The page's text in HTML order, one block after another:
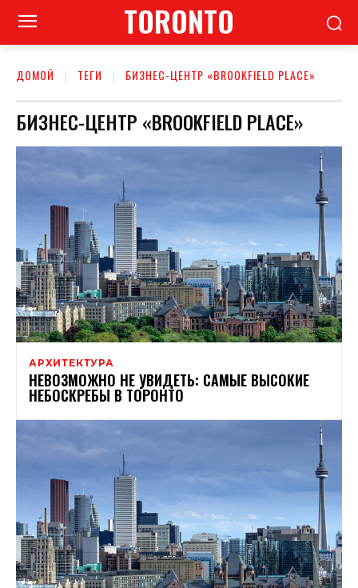
TORONTO
ДОМОЙ ТЕГИ БИЗНЕС-ЦЕНТР «BROOKFIELD PLACE»
БИЗНЕС-ЦЕНТР «BROOKFIELD PLACE»
АРХИТЕКТУРА
НЕВОЗМОЖНО НЕ УВИДЕТЬ: САМЫЕ ВЫСОКИЕ
НЕБОСКРЕБЫ В ТОРОНТО